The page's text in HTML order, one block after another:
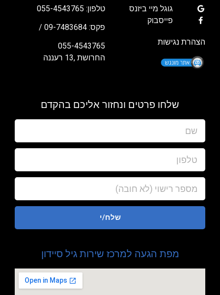
גוגל מיי ביזנס
פייסבוק
הצהרת נגישות
טלפון: 055-4543765
פקס: 09-7483684 /
055-4543765
החרושת ,13 רעננה
שלחו פרטים ונחזור אליכם בהקדם
שלח/י
מפת הגעה למרכז שירות גיל סיידון